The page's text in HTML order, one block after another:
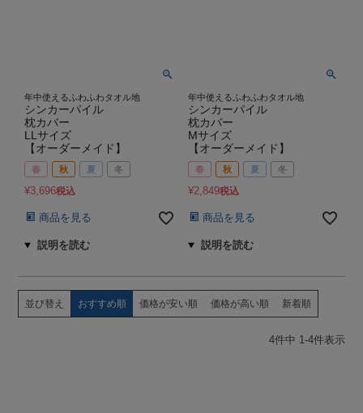
年中使えるふわふわタオル地
シンカーパイル
枕カバー
LLサイズ
【オーダーメイド】
春 秋 夏 冬
¥3,696税込
商品を見る
年中使えるふわふわタオル地
シンカーパイル
枕カバー
Mサイズ
【オーダーメイド】
春 秋 夏 冬
¥2,849税込
商品を見る
並び替え おすすめ順 価格が安い順 価格が高い順 新着順
4件中 1-4件表示